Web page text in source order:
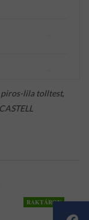
piros-lila tolltest,
RAKTÁRON